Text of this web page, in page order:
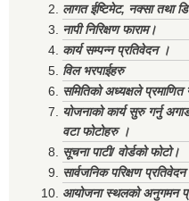
लागत ईष्टिमेट, नक्सा तथा
नापी निरिक्षण फाराम।
कार्य सम्पन्न प्रतिवेदन ।
विल भरपाईहरु
समितिको अध्यक्षले प्रमाणित
योजनाको कार्य सुरु गर्नु
वटा फोटोहरु ।
सूचना पाटी/ वोर्डको फोटो।
सार्वजनिक परिक्षण
आयोजना स्थलको अनुगमन